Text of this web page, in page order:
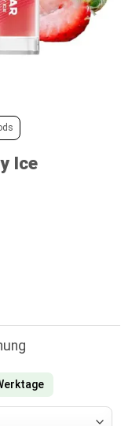
Ice